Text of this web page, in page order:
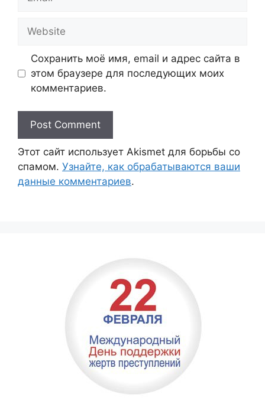
Website
Сохранить моё имя, email и адрес сайта в
этом браузере для последующих моих
комментариев.
Этот сайт использует Akismet для борьбы со
спамом. Узнайте, как обрабатываются ваши
данные комментариев.